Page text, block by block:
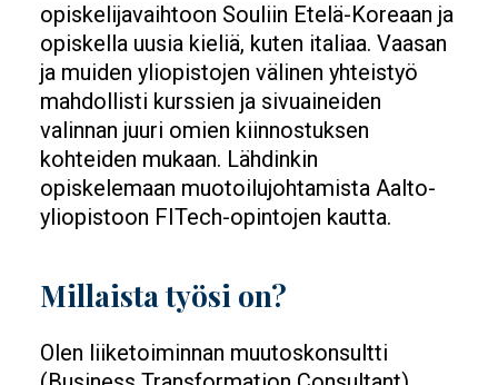
opiskelijavaihtoon Souliin Etelä-Koreaan ja
opiskella uusia kieliä, kuten italiaa. Vaasan
ja muiden yliopistojen välinen yhteistyö
mahdollisti kurssien ja sivuaineiden
valinnan juuri omien kiinnostuksen
kohteiden mukaan. Lähdinkin
opiskelemaan muotoilujohtamista Aalto-
yliopistoon FITech-opintojen kautta.
Millaista työsi on?
Olen liiketoiminnan muutoskonsultti